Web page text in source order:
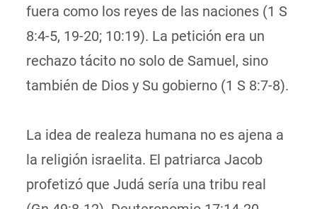
fuera como los reyes de las naciones (1 S
8:4-5, 19-20; 10:19). La petición era un
rechazo tácito no solo de Samuel, sino
también de Dios y Su gobierno (1 S 8:7-8).
La idea de realeza humana no es ajena a
la religión israelita. El patriarca Jacob
profetizó que Judá sería una tribu real